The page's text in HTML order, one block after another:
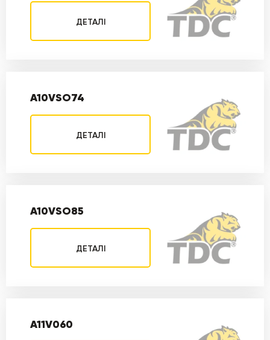
ДЕТАЛІ
A10VSO74
ДЕТАЛІ
A10VSO85
ДЕТАЛІ
A11V060